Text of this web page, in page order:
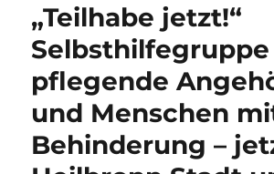
Eine
tolle
unter
besonderen
„Teilhabe jetzt!“
pflegende
und Menschen
Behinderung –